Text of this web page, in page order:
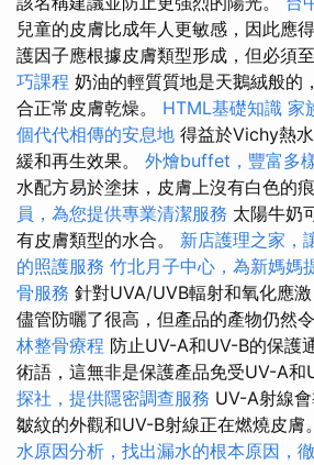
兒童的皮膚比成年人更敏感，因此應
護因子應根據皮膚類型形成，但必須
巧課程 奶油的輕質質地是天鵝絨般的
合正常皮膚乾燥。 HTML基礎知識 家
個代代相傳的安息地 得益於Vichy熱
緩和再生效果。 外燴buffet，豐富多
水配方易於塗抹，皮膚上沒有白色的
員，為您提供專業清潔服務 太陽牛奶
有皮膚類型的水合。 新店護理之家，
的照護服務 竹北月子中心，為新媽媽
骨服務 針對UVA/UVB輻射和氧化應激
儘管防曬了很高，但產品的產物仍然
林整骨療程 防止UV-A和UV-B的保護
術語，這無非是保護產品免受UV-A和
探社，提供隱密調查服務 UV-A射線會
皺紋的外觀和UV-B射線正在燃燒皮膚
水原因分析，找出漏水的根本原因，